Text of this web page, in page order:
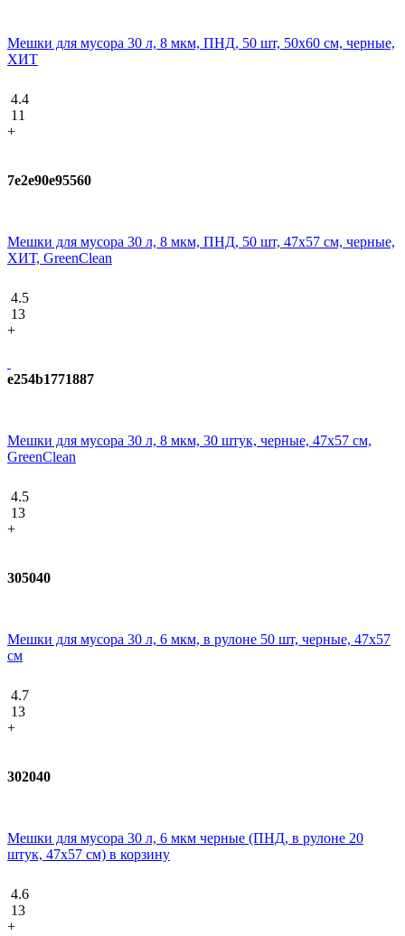
Мешки для мусора 30 л, 8 мкм, ПНД, 50 шт, 50х60 см, черные,
ХИТ
4.4
11
+
7e2e90e95560
Мешки для мусора 30 л, 8 мкм, ПНД, 50 шт, 47х57 см, черные,
ХИТ, GreenClean
4.5
13
+
e254b1771887
Мешки для мусора 30 л, 8 мкм, 30 штук, черные, 47х57 см,
GreenClean
4.5
13
+
305040
Мешки для мусора 30 л, 6 мкм, в рулоне 50 шт, черные, 47х57
см
4.7
13
+
302040
Мешки для мусора 30 л, 6 мкм черные (ПНД, в рулоне 20
штук, 47х57 см) в корзину
4.6
13
+